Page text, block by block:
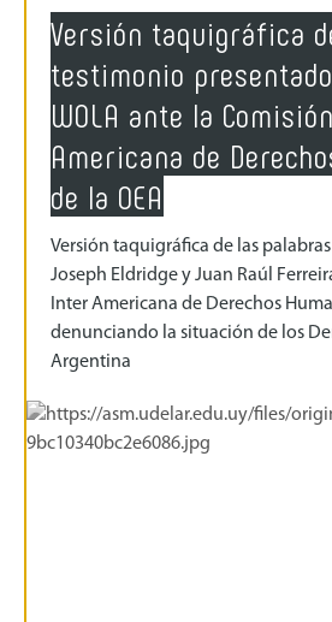
Versión taquigráfica
testimonio
WOLA ante la
Americana de
de la OEA
Versión taquigráfica de las
Joseph Eldridge y Juan Raúl
Inter Americana de Derechos
denunciando la situación de los
Argentina